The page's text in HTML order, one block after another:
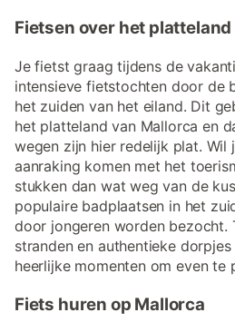
Fietsen over het
Je fietst graag tijdens de
intensieve fietstochten door de
het zuiden van het eiland. Dit
het platteland van Mallorca en
wegen zijn hier redelijk plat. Wil
aanraking komen met het
stukken dan wat weg van de
populaire badplaatsen in het
door jongeren worden bezocht.
stranden en authentieke
heerlijke momenten om even te
Fiets huren op Mallorca